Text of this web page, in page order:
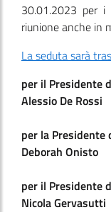
30.01.2023 per i
riunione anche in
La seduta sarà
per il Presidente
Alessio De Rossi
per la Presidente
Deborah Onisto
per il Presidente
Nicola Gervasutti